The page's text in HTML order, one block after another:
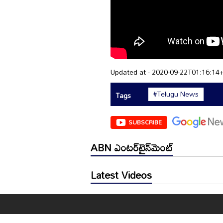
Updated at - 2020-09-
Tags
#Telugu News
SUBSCRIBE
ABN ఎంటర్‌టైన్‌మెంట్
Latest Videos